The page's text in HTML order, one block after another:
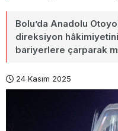
Bolu’da Anadolu
direksiyon
bariyerlere çarparak
24 Kasım 2025